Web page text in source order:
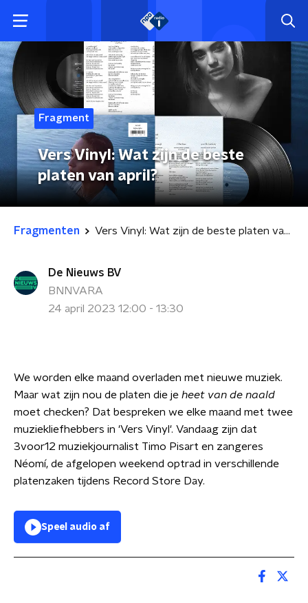
Fragment
Vers Vinyl: Wat zijn de beste
platen van april?
Fragmenten Vers Vinyl: Wat zijn de beste platen van april?
De Nieuws BV
BNNVARA
24 april 2023 12:00 - 13:30
We worden elke maand overladen met nieuwe muziek.
Maar wat zijn nou de platen die je heet van de naald
moet checken? Dat bespreken we elke maand met twee
muziekliefhebbers in 'Vers Vinyl'. Vandaag zijn dat
3voor12 muziekjournalist Timo Pisart en zangeres
Néomí, de afgelopen weekend optrad in verschillende
platenzaken tijdens Record Store Day.
Speel audio af